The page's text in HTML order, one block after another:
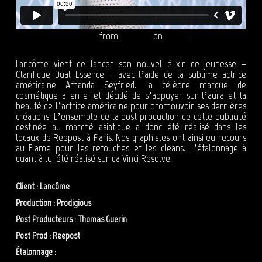
from on .
Lancôme vient de lancer son nouvel élixir de jeunesse –
Clarifique Dual Essence – avec l’aide de la sublime actrice
américaine Amanda Seyfried. La célèbre marque de
cosmétique a en effet décidé de s’appuyer sur l’aura et la
beauté de l’actrice américaine pour promouvoir ses dernières
créations. L’ensemble de la post production de cette publicité
destinée au marché asiatique a donc été réalisé dans les
locaux de Reepost à Paris. Nos graphistes ont ainsi eu recours
au Flame pour les retouches et les cleans. L’étalonnage à
quant à lui été réalisé sur da Vinci Resolve.
Client : Lancôme
Production : Prodigious
Post Producteurs : Thomas Guerin
Post Prod : Reepost
Étalonnage :